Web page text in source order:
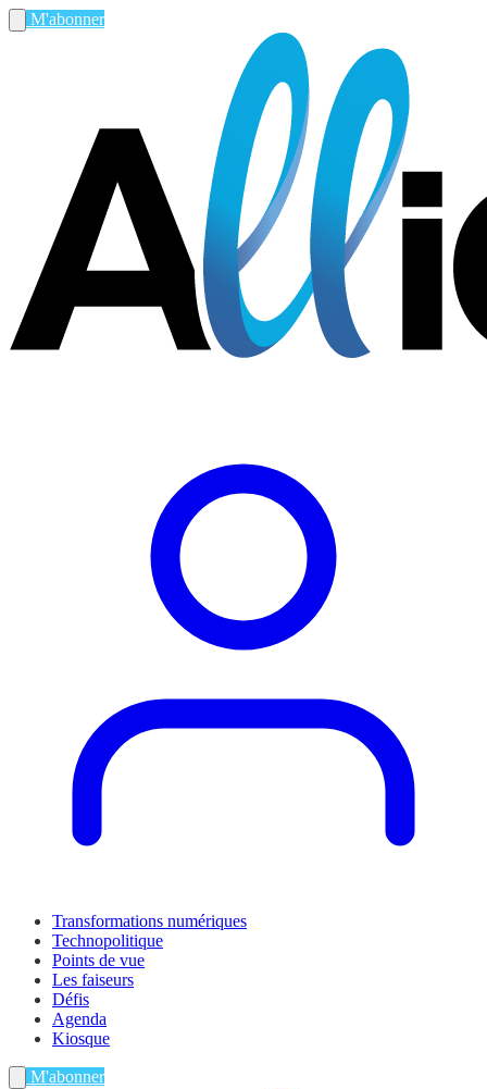
M'abonner
Transformations numériques
Technopolitique
Points de vue
Les faiseurs
Défis
Agenda
Kiosque
M'abonner